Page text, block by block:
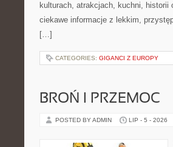
kulturach, atrakcjach, kuchni, historii
ciekawe informacje z lekkim,
[…]
CATEGORIES: GIGANCI Z EUROPY
BROŃ I PRZEMOC
POSTED BY ADMIN LIP - 5 - 2026